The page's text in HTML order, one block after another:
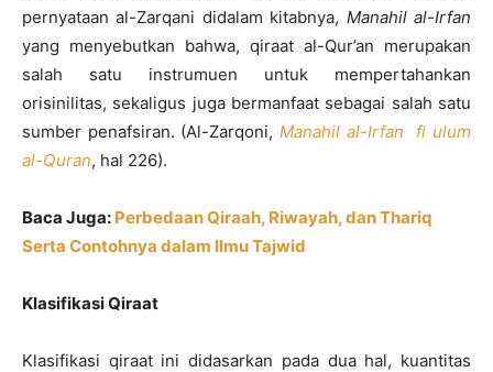
pernyataan al-Zarqani didalam kitabnya, Manahil al-Irfan
yang menyebutkan bahwa, qiraat al-Qur’an merupakan
salah satu instrumuen untuk mempertahankan
orisinilitas, sekaligus juga bermanfaat sebagai salah satu
sumber penafsiran. (Al-Zarqoni,Manahil al-Irfan fi ulum
al-Quran, hal 226).
Baca Juga: Perbedaan Qiraah, Riwayah, dan Thariq
Serta Contohnya dalam Ilmu Tajwid
Klasifikasi Qiraat
Klasifikasi qiraat ini didasarkan pada dua hal, kuantitas